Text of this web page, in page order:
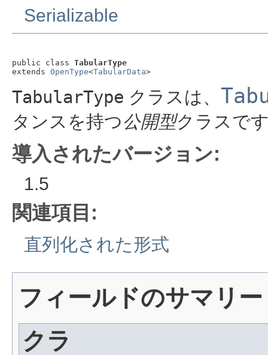
Serializable
public class TabularType
extends OpenType<TabularData>
TabularType クラスは、
タンスを持つ公開型クラスで
導入されたバージョン:
1.5
関連項目:
直列化された形式
フィールドのサマリー
クラ